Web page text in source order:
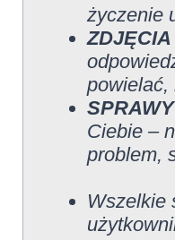
życzenie
ZDJĘCIA
powielać,
Ciebie –
problem,
Wszelkie